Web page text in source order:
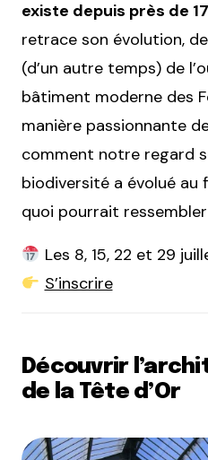
existe depuis près de
retrace son évolution,
(d’un autre temps) de
bâtiment moderne des
manière passionnante
comment notre regard
biodiversité a évolué au
quoi pourrait
Les 8, 15, 22 et 29
S’inscrire
Découvrir
de la Tête d’Or